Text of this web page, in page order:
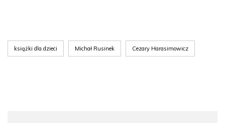
książki dla dzieci Michał Rusinek Cezary Harasimowicz